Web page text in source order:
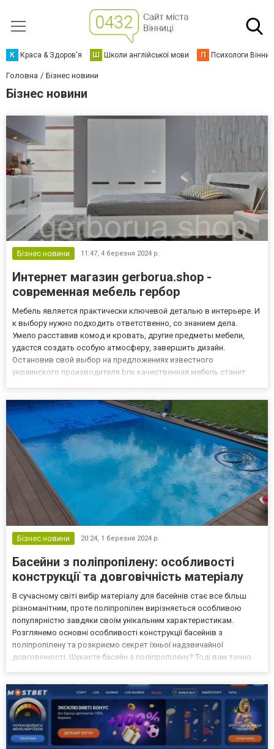
К Краса & Здоров'я Ш Школи англійської мови П Психологи
Головна Бізнес новини
Бізнес новини
Бізнес новини 11:47, 4 березня 2024 р.
Интернет магазин gerborua.shop -
современная мебель гербор
Мебель является практически ключевой деталью в интерьере. И
к выбору нужно подходить ответственно, со знанием дела.
Умело расставив комод и кровать, другие предметы мебели,
удастся создать особую атмосферу, завершить дизайн.
Остановив свой выбор на предложениях известного
украинского производителя brw качественная мебель станет
https://gerborua.shop/...
Бізнес новини 20:24, 1 березня 2024 р.
Басейни з поліпропілену: особливості
конструкції та довговічність матеріалу
В сучасному світі вибір матеріалу для басейнів стає все більш
різноманітним, проте поліпропілен вирізняється особливою
популярністю завдяки своїм унікальним характеристикам.
Розглянемо основні особливості конструкції басейнів з
поліпропілену та розкриємо секрет їхньої надзвичайної
довговічності. Шукаєте басейн з поліпропілену? Тоді вам точно